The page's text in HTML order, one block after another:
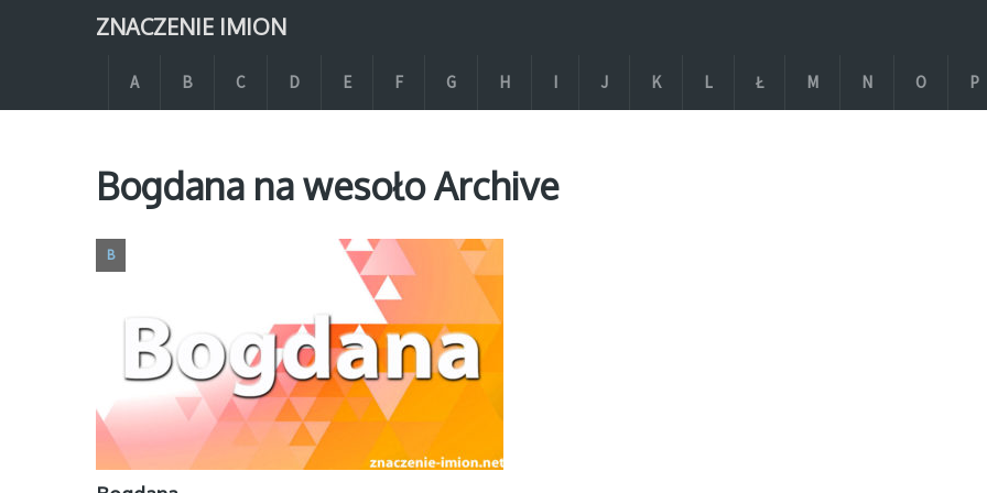
ZNACZENIE IMION
A B C D E F G H I J K L Ł M N O P
Bogdana na wesoło Archive
B